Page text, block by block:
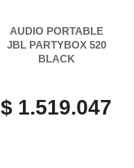
AUDIO PORTABLE
JBL PARTYBOX 520
BLACK
$ 1.519.047